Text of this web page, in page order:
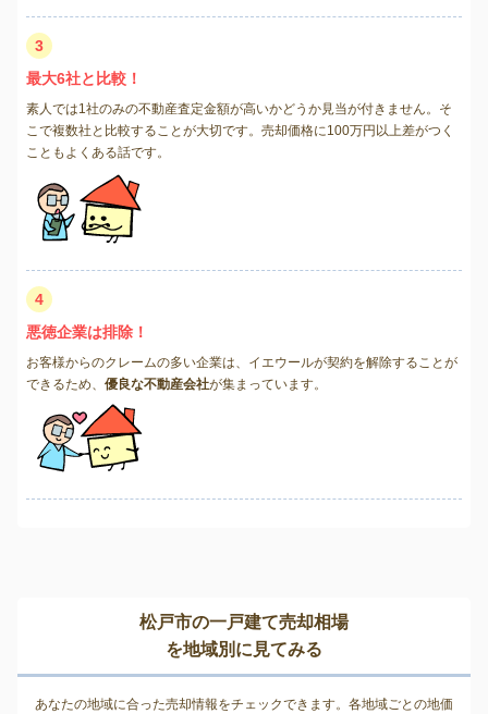
3
最大6社と比較！
素人では1社のみの不動産査定金額が高いかどうか見当が付きません。そ
こで複数社と比較することが大切です。売却価格に100万円以上差がつく
こともよくある話です。
4
悪徳企業は排除！
お客様からのクレームの多い企業は、イエウールが契約を解除することが
できるため、 優良な不動産会社が集まっています。
松戸市の一戸建て売却相場
を地域別に見てみる
あなたの地域に合った売却情報をチェックできます。各地域ごとの地価